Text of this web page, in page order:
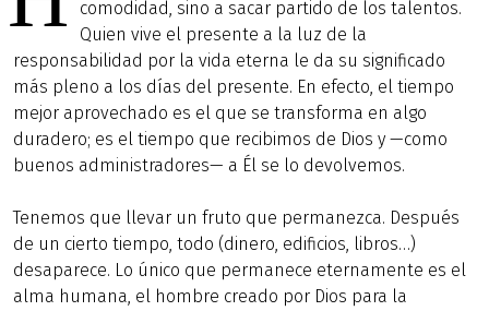
comodidad, sino a sacar partido de los talentos.
Quien vive el presente a la luz de la
responsabilidad por la vida eterna le da su significado
más pleno a los días del presente. En efecto, el tiempo
mejor aprovechado es el que se transforma en algo
duradero; es el tiempo que recibimos de Dios y —como
buenos administradores— a Él se lo devolvemos.
Tenemos que llevar un fruto que permanezca. Después
de un cierto tiempo, todo (dinero, edificios, libros…)
desaparece. Lo único que permanece eternamente es el
alma humana, el hombre creado por Dios para la